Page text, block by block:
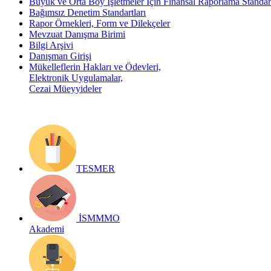
Bağımsız Denetim Standartları
Rapor Örnekleri, Form ve Dilekçeler
Mevzuat Danışma Birimi
Bilgi Arşivi
Danışman Girişi
Mükelleflerin Hakları ve Ödevleri,
Elektronik Uygulamalar,
Cezai Müeyyideler
TESMER
İSMMMO
Akademi